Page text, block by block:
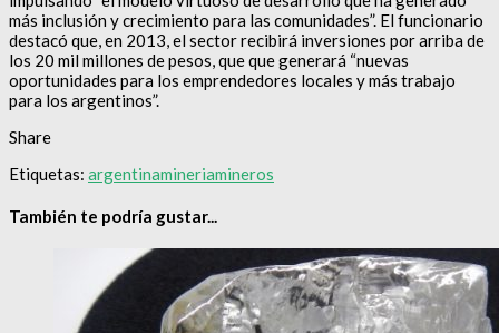
más inclusión y crecimiento para las comunidades”. El funcionario
destacó que, en 2013, el sector recibirá inversiones por arriba de
los 20 mil millones de pesos, que que generará “nuevas
oportunidades para los emprendedores locales y más trabajo
para los argentinos”.
Share
Etiquetas: argentinamineriamineros
También te podría gustar...